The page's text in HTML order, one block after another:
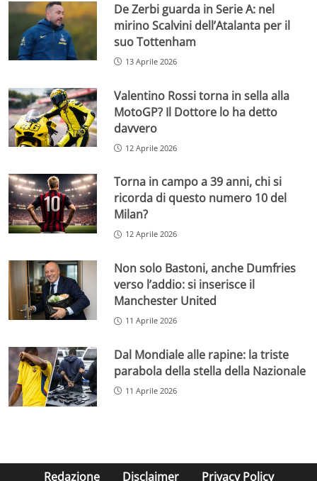
De Zerbi guarda in Serie A: nel
mirino Scalvini dell’Atalanta per il
suo Tottenham
13 Aprile 2026
Valentino Rossi torna in sella alla
MotoGP? Il Dottore lo ha detto
davvero
12 Aprile 2026
Torna in campo a 39 anni, chi si
ricorda di questo numero 10 del
Milan?
12 Aprile 2026
Non solo Bastoni, anche Dumfries
verso l’addio: si inserisce il
Manchester United
11 Aprile 2026
Dal Mondiale alle rapine: la triste
parabola della stella della Nazionale
11 Aprile 2026
Redazione Disclaimer Privacy Policy